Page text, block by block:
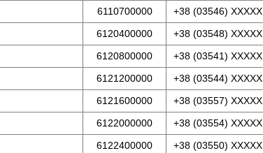
6110700000 +38 (03546) XXXXX
6120400000
+38 (03548) XXXXX
6120800000
+38 (03541) XXXXX
6121200000
+38 (03544) XXXXX
6121600000
+38 (03557) XXXXX
6122000000
+38 (03554) XXXXX
6122400000
+38 (03550) XXXXX